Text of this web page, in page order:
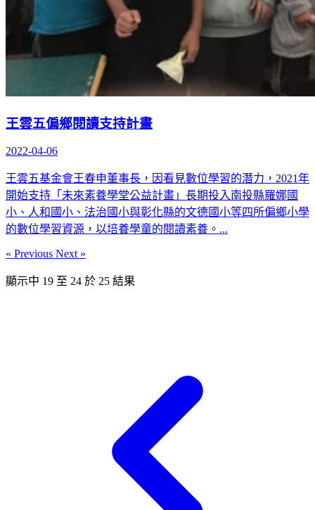
王雲五偏鄉閱讀支持計畫
2022-04-06
王雲五基金會王春申董事長，因看見數位學習的潛力，2021年
開始支持「未來素養學堂公益計畫」長期投入南投縣羅娜國
小、人和國小、法治國小與彰化縣的文德國小等四所偏鄉小學
的數位學習資源，以培養學童的閱讀素養。...
« Previous Next »
顯示中 19 至 24 於 25 結果